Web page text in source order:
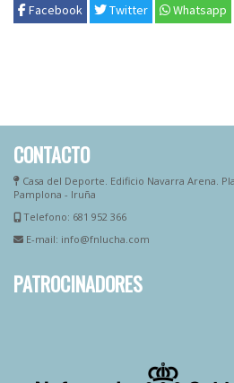
Facebook Twitter Whatsapp
CONTACTO
Casa del Deporte. Edificio Navarra Arena.
Pamplona - Iruña
Telefono: 681 952 366
E-mail: info@fnlucha.com
PATROCINADORES